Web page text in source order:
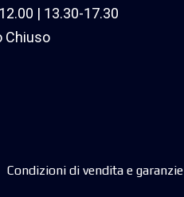
| 13.30-17.30
Chiuso
Condizioni di vendita e garanzie